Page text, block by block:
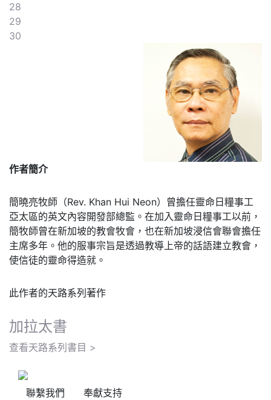
28
29
30
作者簡介
簡曉亮牧師（Rev. Khan Hui Neon）曾擔任靈命日糧事工
亞太區的英文內容開發部總監。在加入靈命日糧事工以前，
簡牧師曾在新加坡的教會牧會，也在新加坡浸信會聯會擔任
主席多年。他的服事宗旨是透過教導上帝的話語建立教會，
使信徒的靈命得造就。
此作者的天路系列著作
加拉太書
查看天路系列書目 >
聯繫我們 奉獻支持